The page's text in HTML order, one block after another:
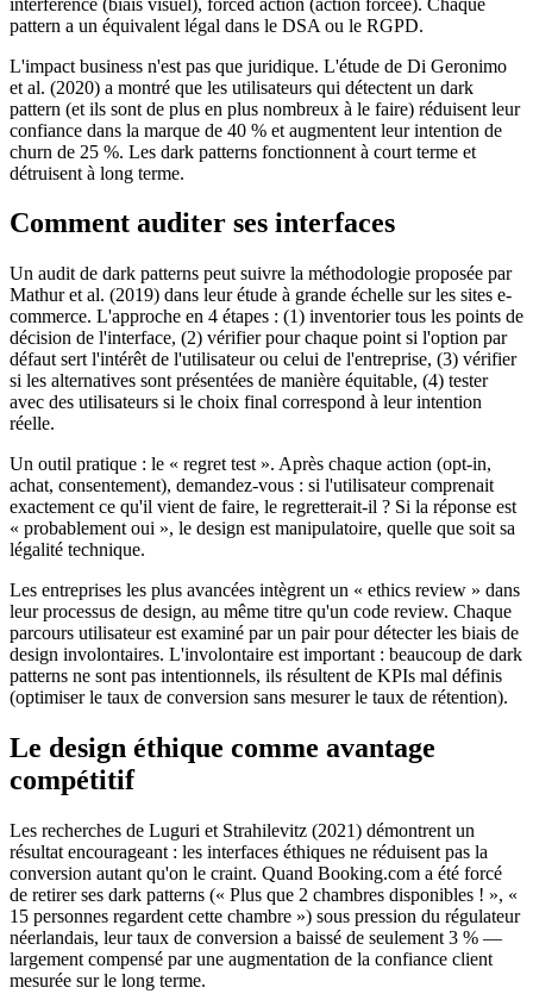
pattern a un équivalent légal dans le DSA ou le RGPD.
L'impact business n'est pas que juridique. L'étude de Di Geronimo
et al. (2020) a montré que les utilisateurs qui détectent un dark
pattern (et ils sont de plus en plus nombreux à le faire) réduisent leur
confiance dans la marque de 40 % et augmentent leur intention de
churn de 25 %. Les dark patterns fonctionnent à court terme et
détruisent à long terme.
Comment auditer ses interfaces
Un audit de dark patterns peut suivre la méthodologie proposée par
Mathur et al. (2019) dans leur étude à grande échelle sur les sites e-
commerce. L'approche en 4 étapes : (1) inventorier tous les points de
décision de l'interface, (2) vérifier pour chaque point si l'option par
défaut sert l'intérêt de l'utilisateur ou celui de l'entreprise, (3) vérifier
si les alternatives sont présentées de manière équitable, (4) tester
avec des utilisateurs si le choix final correspond à leur intention
réelle.
Un outil pratique : le « regret test ». Après chaque action (opt-in,
achat, consentement), demandez-vous : si l'utilisateur comprenait
exactement ce qu'il vient de faire, le regretterait-il ? Si la réponse est
« probablement oui », le design est manipulatoire, quelle que soit sa
légalité technique.
Les entreprises les plus avancées intègrent un « ethics review » dans
leur processus de design, au même titre qu'un code review. Chaque
parcours utilisateur est examiné par un pair pour détecter les biais de
design involontaires. L'involontaire est important : beaucoup de dark
patterns ne sont pas intentionnels, ils résultent de KPIs mal définis
(optimiser le taux de conversion sans mesurer le taux de rétention).
Le design éthique comme avantage
compétitif
Les recherches de Luguri et Strahilevitz (2021) démontrent un
résultat encourageant : les interfaces éthiques ne réduisent pas la
conversion autant qu'on le craint. Quand Booking.com a été forcé
de retirer ses dark patterns (« Plus que 2 chambres disponibles ! », «
15 personnes regardent cette chambre ») sous pression du régulateur
néerlandais, leur taux de conversion a baissé de seulement 3 % —
largement compensé par une augmentation de la confiance client
mesurée sur le long terme.